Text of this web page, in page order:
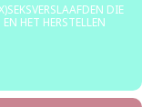
DIE
HET HERSTELLEN